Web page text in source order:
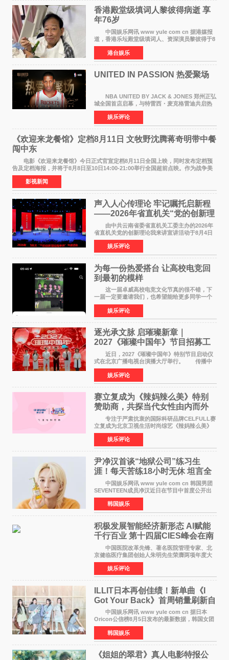
香港殿堂级填词人黎彼得病逝 享
年76岁​
中国娱乐网讯 www yule com cn 据港媒报
道，香港乐坛殿堂级填词人、资深演员黎彼得于8
月5日上午因病离世，终年76岁。好友钟志光透
露，黎彼得今年3月中风后便卧床休养，身体机能
持续衰退，最
港台娱乐
UNITED IN PASSION 热爱聚场
NBA UNITED BY JACK & JONES 郑州正弘
城全国首店启幕，与特雷西・麦克格雷迪共启热
爱 2026 年7 月21 日，
NBAUNITEDBYJACK&JONES 全国首店，于郑
州正弘城正式启幕。NBA 传奇球星
娱乐评论
《欢迎来龙餐馆》定档8月11日 文牧野沈腾蒋奇明带中餐
闯中东
电影《欢迎来龙餐馆》今日正式官宣定档8月11日全国上映，同时发布定档预
告及定档海报，并将于8月8日至10日14:00-21:00举行全国超前点映。作为战争美
食大片，影片讲述的是中国厨师徐福（沈腾
影视新闻
声入人心传理论 牢记嘱托启新程
——2026年省直机关“党的创新理
论我来讲”宣讲活动圆满落幕
由中共云南省委省直机关工委主办的2026年
省直机关党的创新理论我来讲宣讲活动于8月4日
至5日在昆明举办。活动以 "牢记嘱托 感恩奋进
开创云南发展新局面 "为主题，坚持以新时代中国
特色社会主义
娱乐评论
为每一份热爱搭台 让高校电竞回
到最初的模样
这一届卓威高校电竞文化节真的很不错，下
一届一定要邀请我们，也希望能给更多同学一个
来到现场的机会。 2026卓威高校电竞文化节
已经落下帷幕，在活动结束后，仍有不少高校电
竞社负责人和现
娱乐评论
逐光承文脉 启璀璨新章｜
2027《璀璨中国年》节目招募工
作圆满启动
近日，2027《璀璨中国年》特别节目启动仪
式在北京广播电视台演播大厅举行。 传播中
华优秀传统文化，弘扬纯正国风艺术，打造高规
格、高质感、正能量的文艺盛典，是璀璨中国年
矢志不渝的初心
娱乐评论
赛立复成为《辣妈辣么美》特别
赞助商，共探当代女性由内而外
活力美
专注于严肃抗衰的国际科研品牌CELFULL赛
立复成为北京卫视生活时尚综艺《辣妈辣么美》
的特别赞助商,明星辣妈袁咏仪倾情参与，向广大
都市女性传递健康生活新主张，寄语当代女性在
家庭与自我之间
娱乐评论
尹净汉首谈“地狱公司”练习生
涯！每天苦练18小时无休 坦言全
靠成员撑过来
中国娱乐网讯 www yule com cn 韩国男团
SEVENTEEN成员净汉近日在节目中首度公开出
道前的残酷练习生经历，并提及经纪公司Pledis
娱乐，引发广泛关注。 在8月2日播出的日本
TBS综艺节目《周
韩国娱乐
积极发展智能经济新形态 Al赋能
千行百业 第十四届CIES峰会在南
京盛大召开
中国医院改革先锋、著名医院管理专家、北
京健临医疗集团创始人朱明先生荣膺两项年度大
奖 2026年7月31日，盛夏金陵，长江之畔，
以重落地·真务实·强链接为主题的2026&lsquo;人
工智能+&rsquo
娱乐评论
ILLIT日本再创佳绩！新单曲《I
Got Your Back》首周销量刷新自
身纪录
中国娱乐网讯 www yule com cn 据日本
Oricon公信榜8月5日发布的最新数据，韩国女团
ILLIT在日本发行的第二张单曲《I Got Your
Back》首周销量达到71,009张，成功跻身最新一
期周单曲排行
韩国娱乐
《姐姐的翠君》真人电影特报公